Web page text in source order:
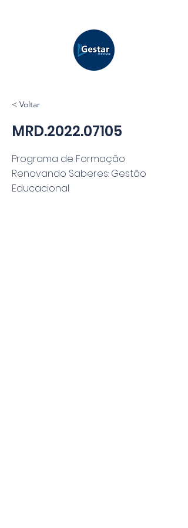
< Voltar
MRD.2022.07105
Programa de Formação
Renovando Saberes: Gestão
Educacional